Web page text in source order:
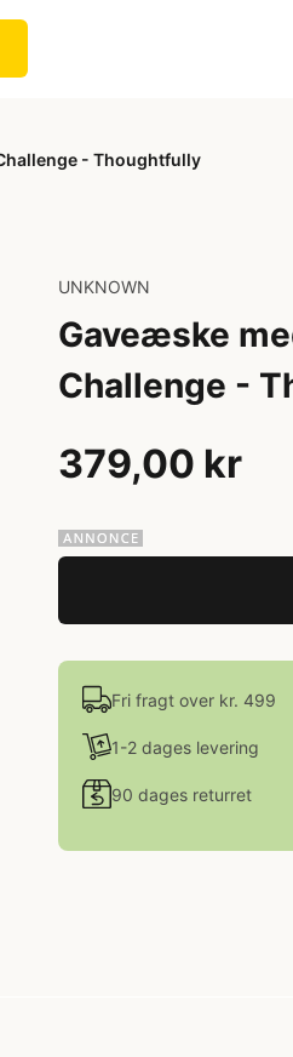
- Thoughtfully
UNKNOWN
Gaveæske
Challenge -
379,00 kr
Fri fragt over kr. 499
1-2 dages levering
90 dages returret